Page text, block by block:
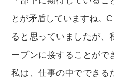
とが矛盾していますね。
ると思っていましたが、
ープンに接することがで
私は、仕事の中でできる